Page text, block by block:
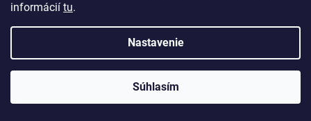
informácií tu.
Nastavenie
Súhlasím
Ako spoznať kvalitný cestovný kufor
Pri výbere cestovného kufra dbajte predovšetkým na
vyrobený kufor vám vydrží mnoho rokov, stále bude vyzerať skvele a
mali zamerať? Zaujímajte sa ohistóriu značky
. Najodolnejšie sú škrupinové kufre. Tie sú vyrobené
z kombinácie plastu a hliníka. Okrem nich môžete mať plastové alebo